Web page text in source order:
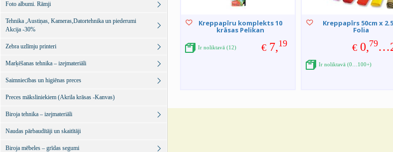
Kreppapīru komplekts 10
krāsas Pelikan
€ 7,19
Ir noliktavā (12)
Kreppapīrs 50cm x
Folia
€ 0,79
Ir noliktavā (0…100+)
Foto albumi. Rāmji
Tehnika ,Austiņas, Kameras,Datortehnika un piederumi
Akcija -30%
Zebra uzlīmju printeri
Marķēšanas tehnika – izejmateriāli
Saimniecības un higiēnas preces
Preces māksliniekiem (Akrila krāsas -Kanvas)
Biroja tehnika – izejmateriāli
Naudas pārbaudītāji un skaitītāji
Biroja mēbeles – grīdas segumi